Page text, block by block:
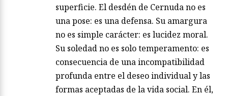
superficie. El desdén de Cernuda no es
una pose: es una defensa. Su amargura
no es simple carácter: es lucidez moral.
Su soledad no es solo temperamento: es
consecuencia de una incompatibilidad
profunda entre el deseo individual y las
formas aceptadas de la vida social. En él,